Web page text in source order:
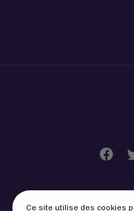
Ce site utilise des cookies